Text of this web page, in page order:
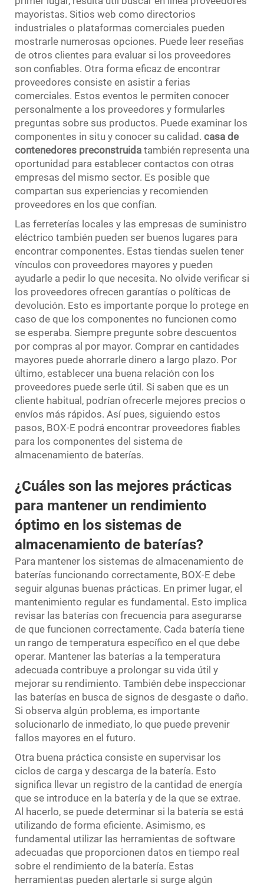
mayoristas. Sitios web como directorios
industriales o plataformas comerciales pueden
mostrarle numerosas opciones. Puede leer reseñas
de otros clientes para evaluar si los proveedores
son confiables. Otra forma eficaz de encontrar
proveedores consiste en asistir a ferias
comerciales. Estos eventos le permiten conocer
personalmente a los proveedores y formularles
preguntas sobre sus productos. Puede examinar los
componentes in situ y conocer su calidad. casa de
contenedores preconstruida también representa una
oportunidad para establecer contactos con otras
empresas del mismo sector. Es posible que
compartan sus experiencias y recomienden
proveedores en los que confían.
Las ferreterías locales y las empresas de suministro
eléctrico también pueden ser buenos lugares para
encontrar componentes. Estas tiendas suelen tener
vínculos con proveedores mayores y pueden
ayudarle a pedir lo que necesita. No olvide verificar si
los proveedores ofrecen garantías o políticas de
devolución. Esto es importante porque lo protege en
caso de que los componentes no funcionen como
se esperaba. Siempre pregunte sobre descuentos
por compras al por mayor. Comprar en cantidades
mayores puede ahorrarle dinero a largo plazo. Por
último, establecer una buena relación con los
proveedores puede serle útil. Si saben que es un
cliente habitual, podrían ofrecerle mejores precios o
envíos más rápidos. Así pues, siguiendo estos
pasos, BOX-E podrá encontrar proveedores fiables
para los componentes del sistema de
almacenamiento de baterías.
¿Cuáles son las mejores prácticas
para mantener un rendimiento
óptimo en los sistemas de
almacenamiento de baterías?
Para mantener los sistemas de almacenamiento de
baterías funcionando correctamente, BOX-E debe
seguir algunas buenas prácticas. En primer lugar, el
mantenimiento regular es fundamental. Esto implica
revisar las baterías con frecuencia para asegurarse
de que funcionen correctamente. Cada batería tiene
un rango de temperatura específico en el que debe
operar. Mantener las baterías a la temperatura
adecuada contribuye a prolongar su vida útil y
mejorar su rendimiento. También debe inspeccionar
las baterías en busca de signos de desgaste o daño.
Si observa algún problema, es importante
solucionarlo de inmediato, lo que puede prevenir
fallos mayores en el futuro.
Otra buena práctica consiste en supervisar los
ciclos de carga y descarga de la batería. Esto
significa llevar un registro de la cantidad de energía
que se introduce en la batería y de la que se extrae.
Al hacerlo, se puede determinar si la batería se está
utilizando de forma eficiente. Asimismo, es
fundamental utilizar las herramientas de software
adecuadas que proporcionen datos en tiempo real
sobre el rendimiento de la batería. Estas
herramientas pueden alertarle si surge algún